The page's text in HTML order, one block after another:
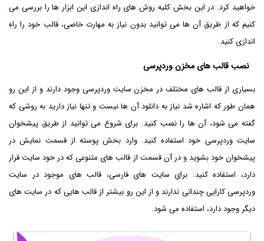
خواهید کرد. در این بخش کلیه روش های راه اندازی این ابزار ها را بررسی می
کنیم که از طریق آن ها می توانید بدون نیاز به مهارت خاصی، قالب خود را راه
اندازی کنید.
نصب قالب های مخزن وردپرسی
بسیاری از قالب های مختلف در مخزن سایت وردپرسی وجود دارند و از این رو
همان طور که اشاره شد نیاز به دانلود آن ها نیست و تنها نیاز دارید به روشی که
گفته می شود، آن ها را نصب کنید. برای شروع می توانید از طریق پیشخوان
سایت وردپرسی خود استفاده کنید. وارد بخش پوسته از قسمت نمایش در
پیشخوان خود بشوید و در آن قسمت از قالب های متنوعی که در خود سایت قرار
دارد، استفاده کنید. برای سایت های فارسی، قالب های موجود در سایت
وردپرسی کارایی چندانی ندارند و از این رو بیشتر از قالب هایی که در سایت های
دیگر وجود دارد، استفاده می شود.